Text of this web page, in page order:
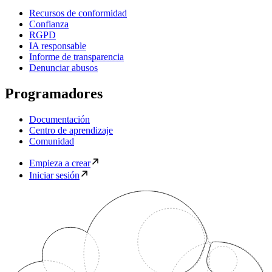
Recursos de conformidad
Confianza
RGPD
IA responsable
Informe de transparencia
Denunciar abusos
Programadores
Documentación
Centro de aprendizaje
Comunidad
Empieza a crear
Iniciar sesión